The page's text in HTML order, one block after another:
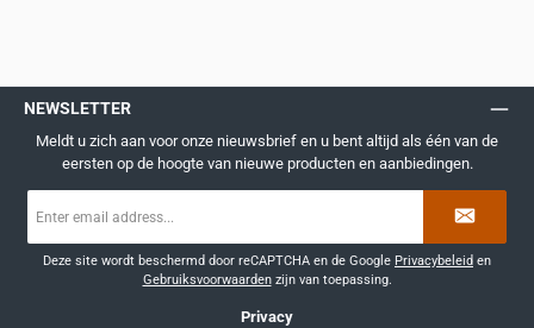
NEWSLETTER
Meldt u zich aan voor onze nieuwsbrief en u bent altijd als één van de
eersten op de hoogte van nieuwe producten en aanbiedingen.
mailadres
Deze site wordt beschermd door reCAPTCHA en de Google Privacybeleid en
Gebruiksvoorwaardenzijn van toepassing.
Privacy